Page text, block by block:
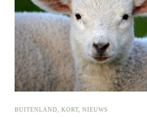
BUITENLAND KORT NIEUWS